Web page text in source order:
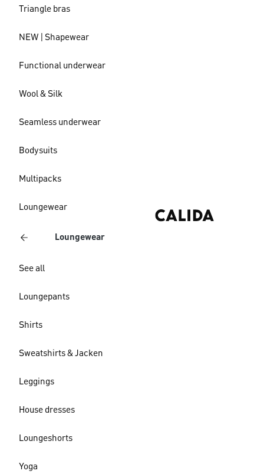
Triangle bras
NEW | Shapewear
Functional underwear
Wool & Silk
Seamless underwear
Bodysuits
Multipacks
Loungewear
Loungewear
See all
Loungepants
Shirts
Sweatshirts & Jacken
Leggings
House dresses
Loungeshorts
Yoga